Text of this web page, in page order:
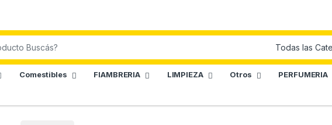
Comestibles FIAMBRERIA LIMPIEZA Otros PERFUMERIA